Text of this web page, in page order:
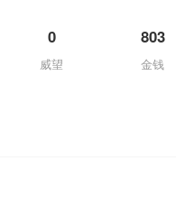
0
威望
803
金钱